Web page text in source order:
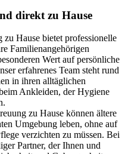
direkt zu Hause
Hause bietet professionelle
Familienangehörigen
Wert auf persönliche
erfahrenes Team steht rund
in ihren alltäglichen
Ankleiden, der Hygiene
zu Hause können ältere
Umgebung leben, ohne auf
verzichten zu müssen. Bei
Partner, der Ihnen und